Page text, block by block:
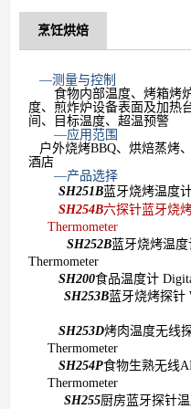
烹饪烘焙
—测量与控制
食物内部温度、烤箱烤
度、煎炸炉设备表面及加热
间、目标温度、超温预警
—应用范围
户外烧烤BBQ、烘焙蒸烤
酒店
—产品选择
SH251B蓝牙烧烤温度
SH254B六探针蓝牙烧
Thermometer
SH252B蓝牙烧烤温
Thermometer
SH200食品温度计
SH253B蓝牙烧烤探针
SH253D烤肉温度无线
Thermometer
SH254P食物生熟无线
Thermometer
SH255厨房蓝牙探针